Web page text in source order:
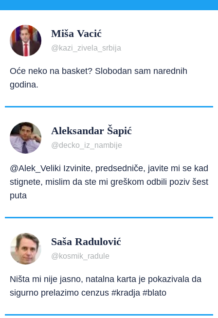
Miša Vacić
@kazi_zivela_srbija
Oće neko na basket? Slobodan sam narednih
godina.
Aleksandar Šapić
@decko_iz_nambije
@Alek_Veliki Izvinite, predsedniče, javite mi se kad
stignete, mislim da ste mi greškom odbili poziv šest
puta
Saša Radulović
@kosmik_radule
Ništa mi nije jasno, natalna karta je pokazivala da
sigurno prelazimo cenzus #kradja #blato